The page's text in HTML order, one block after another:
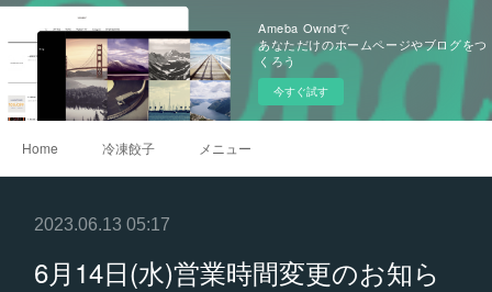
Ameba Owndで
あなただけのホームページやブログをつ
くろう
今すぐ試す
Home 冷凍餃子 メニュー
2023.06.13 05:17
6月14日(水)営業時間変更のお知ら